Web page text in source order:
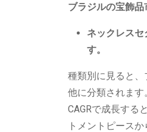
ブラジルの宝飾品
ネックレスセ
す。
種類別に見ると
他に分類されま
CAGRで成長する
トメントピース